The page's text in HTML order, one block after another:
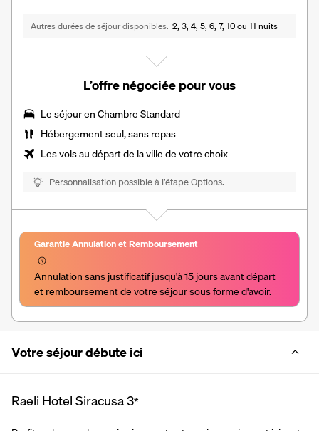
Autres durées de séjour disponibles 2, 3, 4, 5, 6, 7, 10 ou 11 nuits
L’offre négociée pour vous
Le séjour en Chambre Standard
Hébergement seul, sans repas
Les vols au départ de la ville de votre choix
Personnalisation possible à l’étape Options.
Garantie Annulation et Remboursement
Annulation sans justificatif jusqu'à 15 jours avant départ
et remboursement de votre séjour sous forme d'avoir.
Votre séjour débute ici
Raeli Hotel Siracusa3*